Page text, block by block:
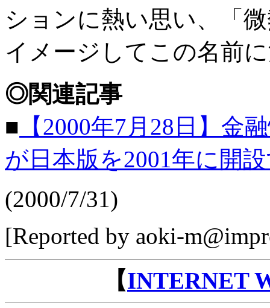
ションに熱い思い、「
イメージしてこの名前
◎関連記事
■ 【2000年7月28日】金
が日本版を2001年に開
(2000/7/31)
[Reported by aoki-
【INTERNET